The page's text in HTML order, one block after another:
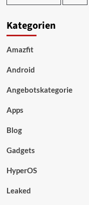
Kategorien
Amazfit
Android
Angebotskategorie
Apps
Blog
Gadgets
HyperOS
Leaked